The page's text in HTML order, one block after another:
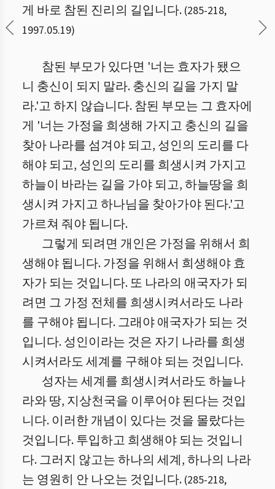
게 바로 참된 진리의 길입니다. (285-218,
1997.05.19)
참된 부모가 있다면 '너는 효자가 됐으
니 충신이 되지 말라. 충신의 길을 가지 말
라.'고 하지 않습니다. 참된 부모는 그 효자에
게 '너는 가정을 희생해 가지고 충신의 길을
찾아 나라를 섬겨야 되고, 성인의 도리를 다
해야 되고, 성인의 도리를 희생시켜 가지고
하늘이 바라는 길을 가야 되고, 하늘땅을 희
생시켜 가지고 하나님을 찾아가야 된다.'고
가르쳐 줘야 됩니다.
그렇게 되려면 개인은 가정을 위해서 희
생해야 됩니다. 가정을 위해서 희생해야 효
자가 되는 것입니다. 또 나라의 애국자가 되
려면 그 가정 전체를 희생시켜서라도 나라
를 구해야 됩니다. 그래야 애국자가 되는 것
입니다. 성인이라는 것은 자기 나라를 희생
시켜서라도 세계를 구해야 되는 것입니다.
성자는 세계를 희생시켜서라도 하늘나
라와 땅, 지상천국을 이루어야 된다는 것입
니다. 이러한 개념이 있다는 것을 몰랐다는
것입니다. 투입하고 희생해야 되는 것입니
다. 그러지 않고는 하나의 세계, 하나의 나라
는 영원히 안 나오는 것입니다. (285-218,